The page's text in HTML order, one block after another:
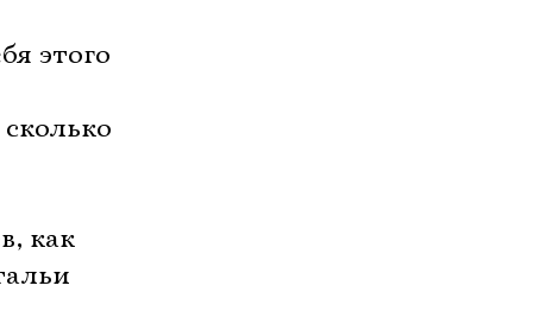
этого
как